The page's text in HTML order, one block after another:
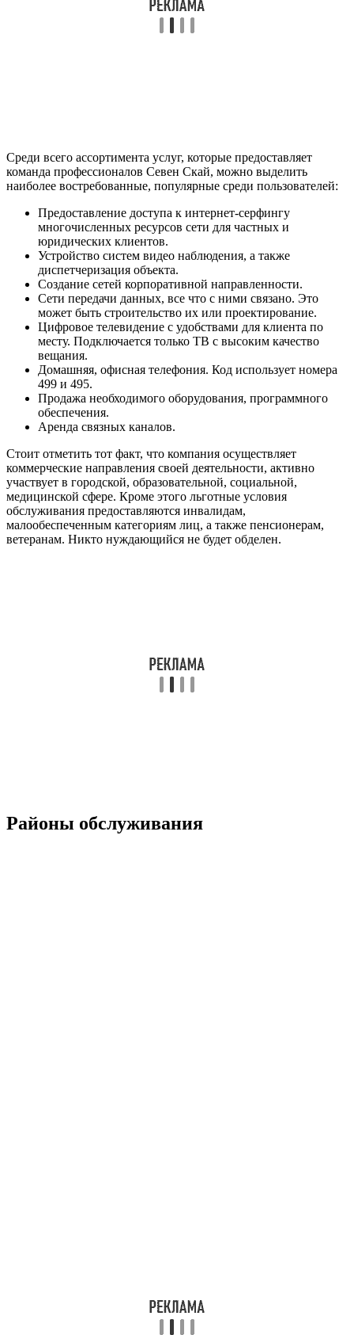
Среди всего ассортимента услуг, которые предоставляет
команда профессионалов Севен Скай, можно выделить
наиболее востребованные, популярные среди пользователей:
Предоставление доступа к интернет-серфингу
многочисленных ресурсов сети для частных и
юридических клиентов.
Устройство систем видео наблюдения, а также
диспетчеризация объекта.
Создание сетей корпоративной направленности.
Сети передачи данных, все что с ними связано. Это
может быть строительство их или проектирование.
Цифровое телевидение с удобствами для клиента по
месту. Подключается только ТВ с высоким качество
вещания.
Домашняя, офисная телефония. Код использует номера
499 и 495.
Продажа необходимого оборудования, программного
обеспечения.
Аренда связных каналов.
Стоит отметить тот факт, что компания осуществляет
коммерческие направления своей деятельности, активно
участвует в городской, образовательной, социальной,
медицинской сфере. Кроме этого льготные условия
обслуживания предоставляются инвалидам,
малообеспеченным категориям лиц, а также пенсионерам,
ветеранам. Никто нуждающийся не будет обделен.
Районы обслуживания